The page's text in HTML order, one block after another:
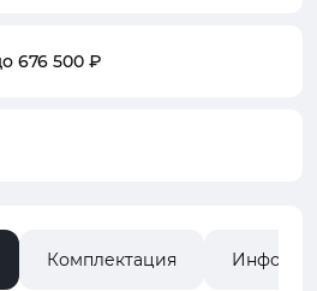
676 500 ₽
Комплектация